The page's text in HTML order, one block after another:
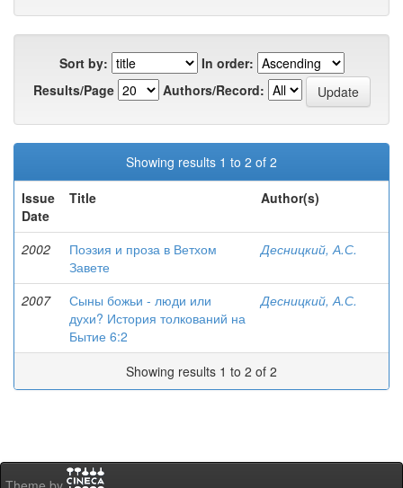
Sort by:
In order:
Results/Page
Authors/Record:
Showing results 1 to 2 of 2
Issue
Date
Title Author(s)
2002
Поэзия и проза в Ветхом
Завете
Десницкий, А.С.
2007
Сыны божьи - люди или
духи? История толкований на
Бытие 6:2
Десницкий, А.С.
Showing results 1 to 2 of 2